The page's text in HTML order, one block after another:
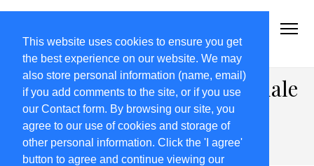
This website uses cookies to ensure you get
the best experience on our website. We may
also store personal information (name, email)
if you add comments to the site, or if you use
our Contact form. By browsing our site, you
agree to our use of cookies and storage of
other personal information. Click the 'I agree'
button to agree and continue viewing our
#Cultura #Turismo #Eventi #Territorio-FVG
“Si può fare”, l’impegno sociale
dei giovani da Topolò a
Polcenigo